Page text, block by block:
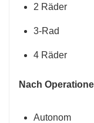
2 Räder
3-Rad
4 Räder
Nach
Autonom